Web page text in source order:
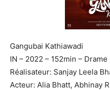
Gangubai Kathiawadi
IN – 2022 – 152min – Drame
Réalisateur: Sanjay Leela
Acteur: Alia Bhatt, Abhinay